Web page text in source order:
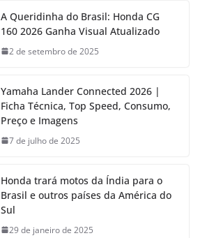
A Queridinha do Brasil: Honda CG
160 2026 Ganha Visual Atualizado
2 de setembro de 2025
Yamaha Lander Connected 2026 |
Ficha Técnica, Top Speed, Consumo,
Preço e Imagens
7 de julho de 2025
Honda trará motos da Índia para o
Brasil e outros países da América do
Sul
29 de janeiro de 2025